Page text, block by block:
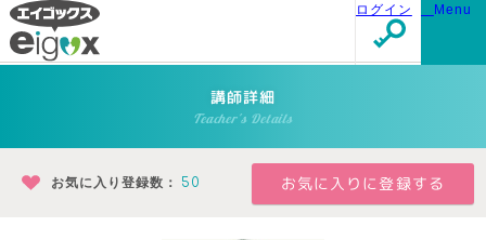
Menu
ログイン
講師詳細
Teacher's Details
お気に入り登録数： 50